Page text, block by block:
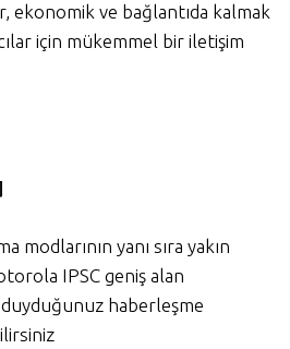
ekonomik ve bağlantıda kalmak
için mükemmel bir iletişim
modlarının yanı sıra yakın
IPSC geniş alan
haberleşme